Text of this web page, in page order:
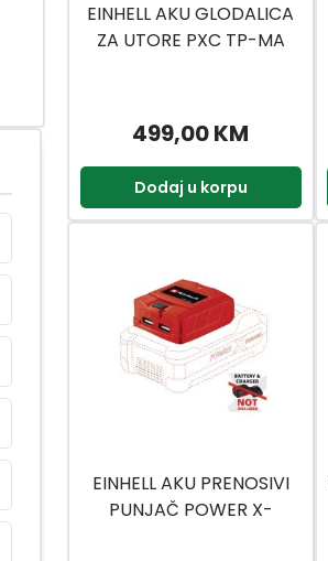
EINHELL AKU GLODALICA
ZA UTORE PXC TP-MA
499,00 KM
Dodaj u korpu
EINHELL AKU PRENOSIVI
PUNJAČ POWER X-